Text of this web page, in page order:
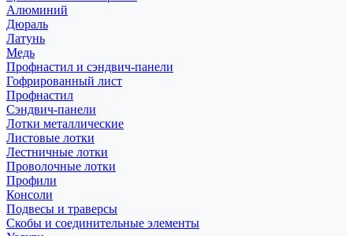
Алюминий
Дюраль
Латунь
Медь
Профнастил и сэндвич-панели
Гофрированный лист
Профнастил
Сэндвич-панели
Лотки металлические
Листовые лотки
Лестничные лотки
Проволочные лотки
Профили
Консоли
Подвесы и траверсы
Скобы и соединительные элементы